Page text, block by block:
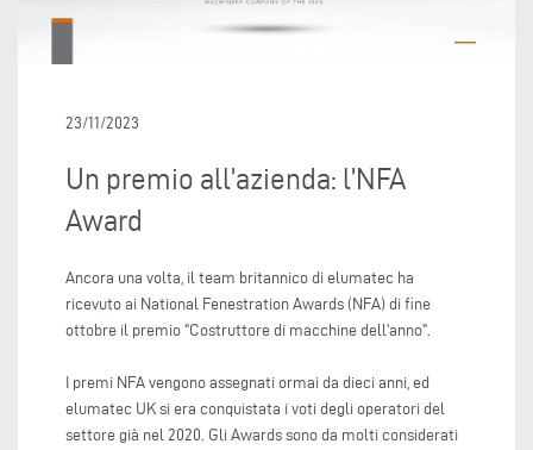
23/11/2023
Un premio all’azienda: l’NFA
Award
Ancora una volta, il team britannico di elumatec ha
ricevuto ai National Fenestration Awards (NFA) di fine
ottobre il premio "Costruttore di macchine dell'anno".
I premi NFA vengono assegnati ormai da dieci anni, ed
elumatec UK si era conquistata i voti degli operatori del
settore già nel 2020. Gli Awards sono da molti considerati